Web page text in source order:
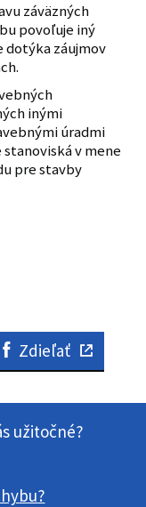
záväzných
povoľuje iný
dotýka záujmov
inými
úradmi
stanoviská v mene
pre stavby
Zdieľať
užitočné?